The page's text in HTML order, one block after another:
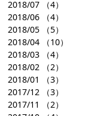
2018/07 （4）
2018/06 （4）
2018/05 （5）
2018/04 （10）
2018/03 （4）
2018/02 （2）
2018/01
（3）
2017/12 （3）
2017/11
（2）